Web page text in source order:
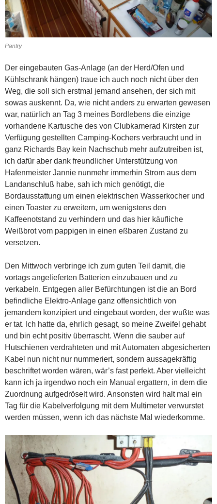
Pantry
Der eingebauten Gas-Anlage (an der Herd/Ofen und
Kühlschrank hängen) traue ich auch noch nicht über den
Weg, die soll sich erstmal jemand ansehen, der sich mit
sowas auskennt. Da, wie nicht anders zu erwarten gewesen
war, natürlich an Tag 3 meines Bordlebens die einzige
vorhandene Kartusche des von Clubkamerad Kirsten zur
Verfügung gestellten Camping-Kochers verbraucht und in
ganz Richards Bay kein Nachschub mehr aufzutreiben ist,
ich dafür aber dank freundlicher Unterstützung von
Hafenmeister Jannie nunmehr immerhin Strom aus dem
Landanschluß habe, sah ich mich genötigt, die
Bordausstattung um einen elektrischen Wasserkocher und
einen Toaster zu erweitern, um wenigstens den
Kaffeenotstand zu verhindern und das hier käufliche
Weißbrot vom pappigen in einen eßbaren Zustand zu
versetzen.
Den Mittwoch verbringe ich zum guten Teil damit, die
vortags angelieferten Batterien einzubauen und zu
verkabeln. Entgegen aller Befürchtungen ist die an Bord
befindliche Elektro-Anlage ganz offensichtlich von
jemandem konzipiert und eingebaut worden, der wußte was
er tat. Ich hatte da, ehrlich gesagt, so meine Zweifel gehabt
und bin echt positiv überrascht. Wenn die sauber auf
Hutschienen verdrahteten und mit Automaten abgesicherten
Kabel nun nicht nur nummeriert, sondern aussagekräftig
beschriftet worden wären, wär’s fast perfekt. Aber vielleicht
kann ich ja irgendwo noch ein Manual ergattern, in dem die
Zuordnung aufgedröselt wird. Ansonsten wird halt mal ein
Tag für die Kabelverfolgung mit dem Multimeter verwurstet
werden müssen, wenn ich das nächste Mal wiederkomme.